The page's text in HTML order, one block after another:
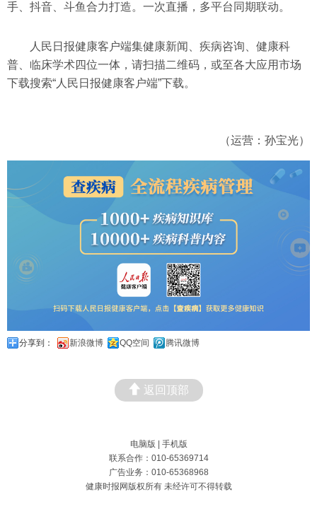
手、抖音、斗鱼合力打造。一次直播，多平台同期联动。
人民日报健康客户端集健康新闻、疾病咨询、健康科
普、临床学术四位一体，请扫描二维码，或至各大应用市场
下载搜索“人民日报健康客户端”下载。
（运营：孙宝光）
分享到： 新浪微博 QQ空间 腾讯微博
返回顶部
电脑版
手机版
联系合作：010-65369714
广告业务：010-65368968
健康时报网版权所有 未经许可不得转载